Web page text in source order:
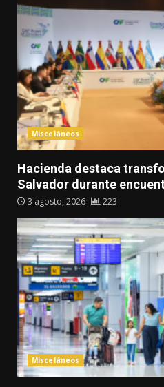
Misceláneos
Hacienda destaca
Salvador durante
3 agosto, 2026 223
Misceláneos